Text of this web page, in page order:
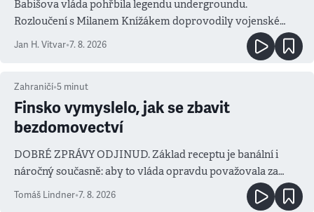
Babišova vláda pohřbila legendu undergroundu.
Rozloučení s Milanem Knížákem doprovodily vojenské
salvy i kritika pokrokářů
Jan H. Vitvar•7. 8. 2026
Zahraničí•5 minut
Finsko vymyslelo, jak se zbavit
bezdomovectví
DOBRÉ ZPRÁVY ODJINUD. Základ receptu je banální i
náročný současně: aby to vláda opravdu považovala za
prioritu
Tomáš Lindner•7. 8. 2026